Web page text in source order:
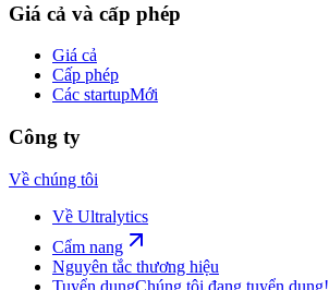
Giá cả và cấp phép
Giá cả
Cấp phép
Các startupMới
Công ty
Về chúng tôi
Về Ultralytics
Cẩm nang
Nguyên tắc thương hiệu
Tuyển dụngChúng tôi đang tuyển dụng!